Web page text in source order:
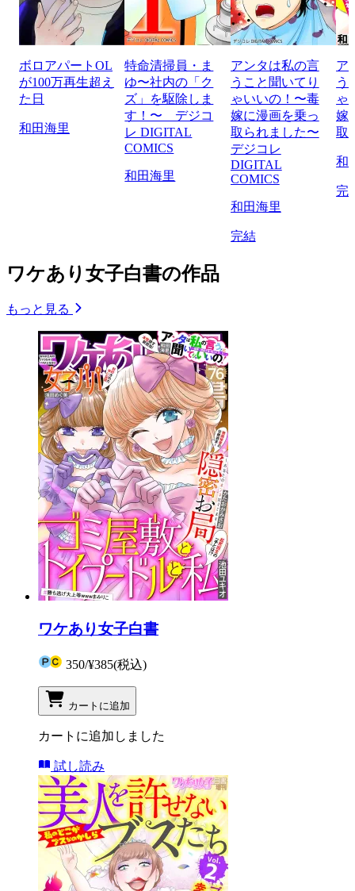
ボロアパートOL
が100万再生超え
た日
和田海里
特命清掃員・ま
ゆ〜社内の「ク
ズ」を駆除しま
す！〜 デジコ
レ DIGITAL
COMICS
和田海里
アンタは私の言
うこと聞いてり
ゃいいの！〜毒
嫁に漫画を乗っ
取られました〜
デジコレ
DIGITAL
COMICS
和田海里
完結
ア
う
ゃ
嫁
取
和
完
ワケあり女子白書の作品
もっと見る
ワケあり女子白書
350/¥385(税込)
カートに追加
カートに追加しました
試し読み